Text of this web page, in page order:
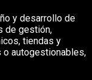
y desarrollo de
de gestión,
tiendas y
autogestionables,